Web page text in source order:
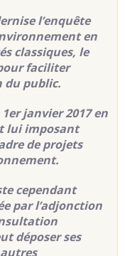
l’enquête
en
classiques, le
faciliter
du public.
janvier 2017 en
lui imposant
de projets
cependant
par l’adjonction
déposer ses